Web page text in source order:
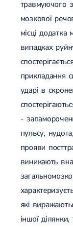
Аритмія
Синусова аритмія
Миготлива аритмія
Стенокардія
Вазоспастична
Кардіологія
Кардіологія при
Симптоматична
травмуючого
мозкової
місці
випадках
прикладання
ударі в
-
пульсу,
прояви
виникають
які
іншої